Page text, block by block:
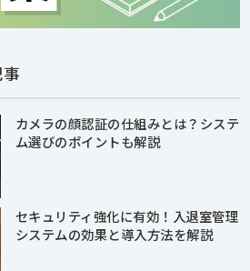
カメラの顔認証の仕組みとは？システ
ム選びのポイントも解説
セキュリティ強化に有効！入退室管理
システムの効果と導入方法を解説